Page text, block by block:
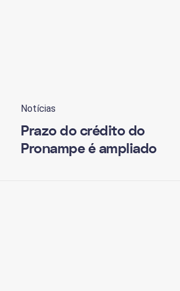
Notícias
Prazo do crédito do
Pronampe é ampliado